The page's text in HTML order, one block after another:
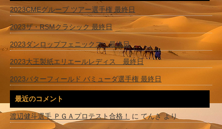
2023CMEグループ ツアー選手権 最終日
2023ザ・RSMクラシック 最終日
2023ダンロップフェニックス 最終日
2023大王製紙エリエールレディス 最終日
2023バターフィールド バミューダ選手権 最終日
最近のコメント
渡辺健斗選手 ＰＧＡプロテスト合格！ に てんきより